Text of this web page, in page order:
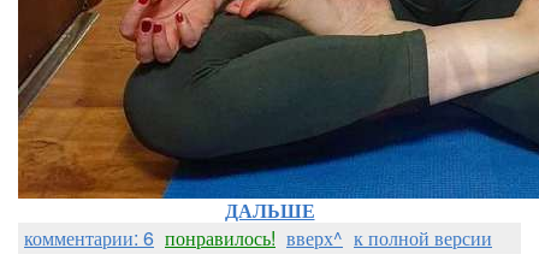
ДАЛЬШЕ
комментарии: 6 понравилось! вверх^ к полной версии